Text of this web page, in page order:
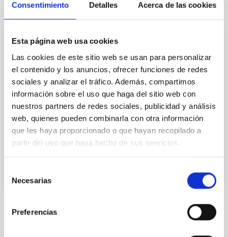
Consentimiento Detalles Acerca de las cookies
Esta página web usa cookies
Las cookies de este sitio web se usan para personalizar
el contenido y los anuncios, ofrecer funciones de redes
sociales y analizar el tráfico. Además, compartimos
información sobre el uso que haga del sitio web con
nuestros partners de redes sociales, publicidad y análisis
web, quienes pueden combinarla con otra información
que les haya proporcionado o que hayan recopilado a
partir del uso que haya hecho de sus servicios.
Necesarias
Preferencias
FIJO TURNO LIBRE
UN CONTRATO - TÉCNICO/A DE TALLER -
ESPECIALIDAD MECÁNICA- FIJO
LABORAL - PS-2026-032
Se convoca proceso selectivo para el ingreso, como
personal laboral fijo, de un puesto de trabajo con la
categoría profesional de Técnico/a de Taller, acogido
al Convenio y que tendrá, entre otras